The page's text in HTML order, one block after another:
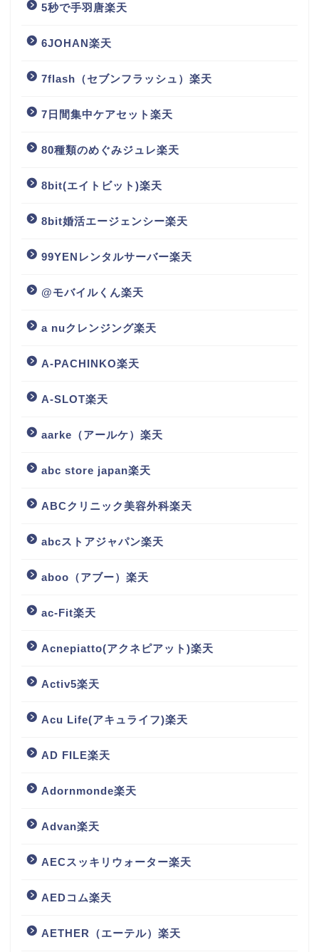
5秒で手羽唐楽天
6JOHAN楽天
7flash（セブンフラッシュ）楽天
7日間集中ケアセット楽天
80種類のめぐみジュレ楽天
8bit(エイトビット)楽天
8bit婚活エージェンシー楽天
99YENレンタルサーバー楽天
@モバイルくん楽天
a nuクレンジング楽天
A-PACHINKO楽天
A-SLOT楽天
aarke（アールケ）楽天
abc store japan楽天
ABCクリニック美容外科楽天
abcストアジャパン楽天
aboo（アブー）楽天
ac-Fit楽天
Acnepiatto(アクネピアット)楽天
Activ5楽天
Acu Life(アキュライフ)楽天
AD FILE楽天
Adornmonde楽天
Advan楽天
AECスッキリウォーター楽天
AEDコム楽天
AETHER（エーテル）楽天